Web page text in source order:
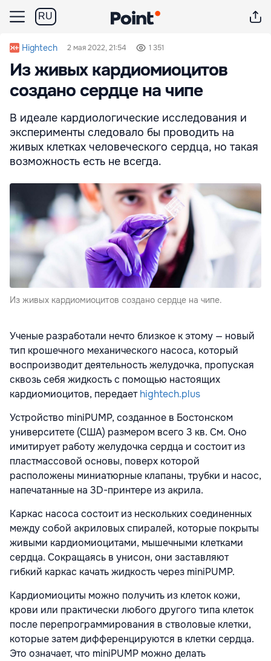
RU
Hightech 2 мая 2022, 21:54 1 351
Из живых кардиомиоцитов
создано сердце на чипе
В идеале кардиологические исследования и
эксперименты следовало бы проводить на
живых клетках человеческого сердца, но такая
возможность есть не всегда.
Из живых кардиомиоцитов создано сердце на чипе.
Ученые разработали нечто близкое к этому — новый
тип крошечного механического насоса, который
воспроизводит деятельность желудочка, пропуская
сквозь себя жидкость с помощью настоящих
кардиомиоцитов, передаетhightech.plus
Устройство miniPUMP, созданное в Бостонском
университете (США) размером всего 3 кв. См. Оно
имитирует работу желудочка сердца и состоит из
пластмассовой основы, поверх которой
расположены миниатюрные клапаны, трубки и насос,
напечатанные на 3D-принтере из акрила.
Каркас насоса состоит из нескольких соединенных
между собой акриловых спиралей, которые покрыты
живыми кардиомиоцитами, мышечными клетками
сердца. Сокращаясь в унисон, они заставляют
гибкий каркас качать жидкость через miniPUMP.
Кардиомиоциты можно получить из клеток кожи,
крови или практически любого другого типа клеток
после перепрограммирования в стволовые клетки,
которые затем дифференцируются в клетки сердца.
Это означает, что miniPUMP можно делать